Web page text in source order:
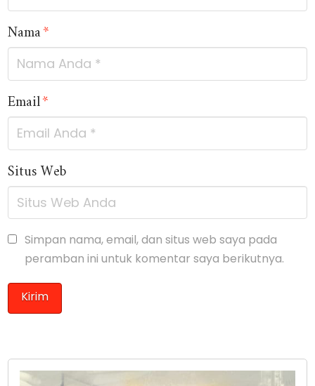
Nama*
Email*
Situs Web
Simpan nama, email, dan situs web saya pada
peramban ini untuk komentar saya berikutnya.